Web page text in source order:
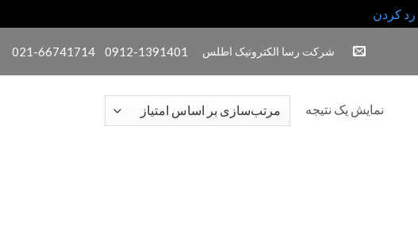
رد کردن
شرکت رسا الکترونیک اطلس 0912-1391401
021-66741714
نمایش یک نتیجه